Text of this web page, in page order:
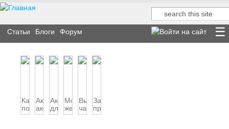
Форма поиска
Поиск
Статьи Блоги Форум
Как
подбирать
аксессуары
Актуальные
аксессуары
для
Аксессуары
для
волос
Модные
женские
кошельки
Выбираем
часы
под
Запонки:
прошлое
и